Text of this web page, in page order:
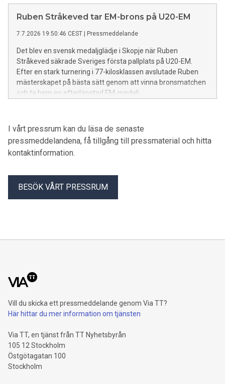
Ruben Stråkeved tar EM-brons på U20-EM
7.7.2026 19:50:46 CEST Pressmeddelande
Det blev en svensk medaljglädje i Skopje när Ruben
Stråkeved säkrade Sveriges första pallplats på U20-EM.
Efter en stark turnering i 77-kilosklassen avslutade Ruben
mästerskapet på bästa sätt genom att vinna bronsmatchen
och ta hem en efterlängtad EM-medalj.
I vårt pressrum kan du läsa de senaste
pressmeddelandena, få tillgång till pressmaterial och hitta
kontaktinformation.
BESÖK VÅRT PRESSRUM
Vill du skicka ett pressmeddelande genom Via TT?
Här hittar du mer information om tjänsten
Via TT, en tjänst från TT Nyhetsbyrån
105 12 Stockholm
Östgötagatan 100
Stockholm